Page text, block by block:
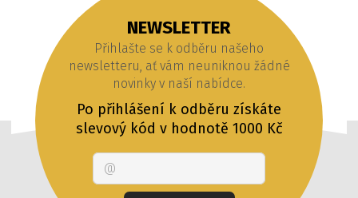
NEWSLETTER
Přihlašte se k odběru našeho
newsletteru, ať vám neuniknou žádné
novinky v naší nabídce.
Po přihlášení k odběru získáte
slevový kód v hodnotě 1000 Kč